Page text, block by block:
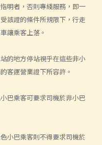
明者，否則專綫服務，即一
該證的條件所規限下，行走
讓乘客上落。
的地方停站視乎在這些非小
客運營業證下所容許。
巴乘客可要求司機於非小巴
小巴乘客則不得要求司機於
以該方式駕駛汽車會屬危